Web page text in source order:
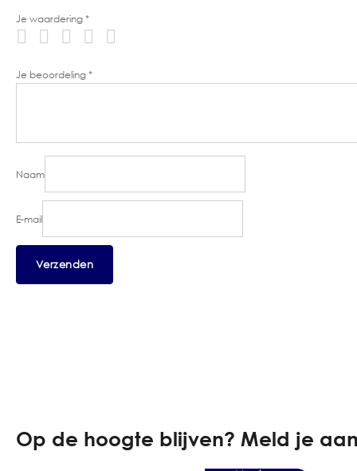
Je waardering*
Je beoordeling*
Naam
E-mail
Op de hoogte blijven? Meld je